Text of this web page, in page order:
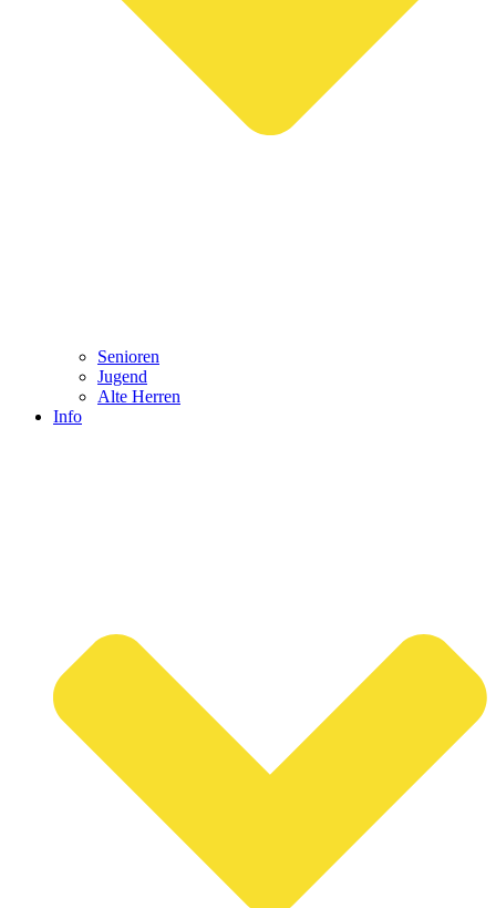
Senioren
Jugend
Alte Herren
Info